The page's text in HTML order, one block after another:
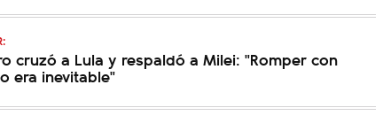
cruzó a Lula y respaldó a Milei: "Romper con
era inevitable"